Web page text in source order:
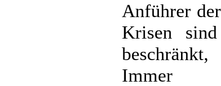
Anführer
Krisen
Immer